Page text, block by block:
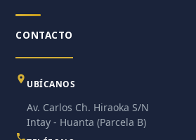
CONTACTO
UBÍCANOS
Av. Carlos Ch. Hiraoka S/N
Intay - Huanta (Parcela B)